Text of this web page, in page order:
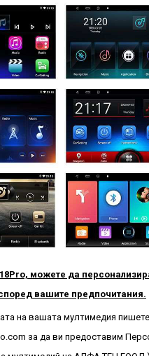
можете да
вашите предпочитания.
на вашата мултимедия
за да ви предоставим